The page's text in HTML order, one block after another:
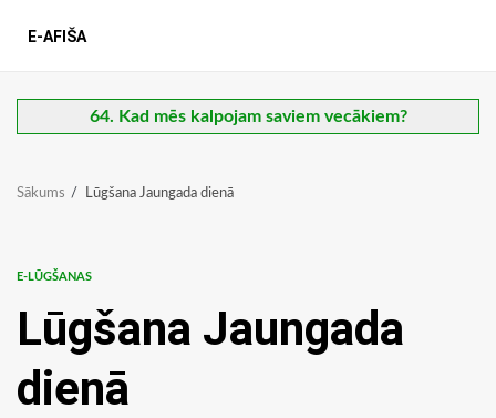
E-AFIŠA
64. Kad mēs kalpojam saviem vecākiem?
Sākums Lūgšana Jaungada dienā
E-LŪGŠANAS
Lūgšana Jaungada
dienā